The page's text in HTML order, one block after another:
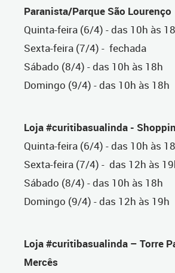
Paranista/Parque São Lourenço
Quinta-feira (6/4) - das 10h às
Sexta-feira (7/4) - fechada
Sábado (8/4) - das 10h às 18h
Domingo (9/4) - das 10h às 18h
Loja #curitibasualinda -
Quinta-feira (6/4) - das 10h às
Sexta-feira (7/4) - das 12h às
Sábado (8/4) - das 10h às 18h
Domingo (9/4) - das 12h às 19h
Loja #curitibasualinda – Torre
Mercês